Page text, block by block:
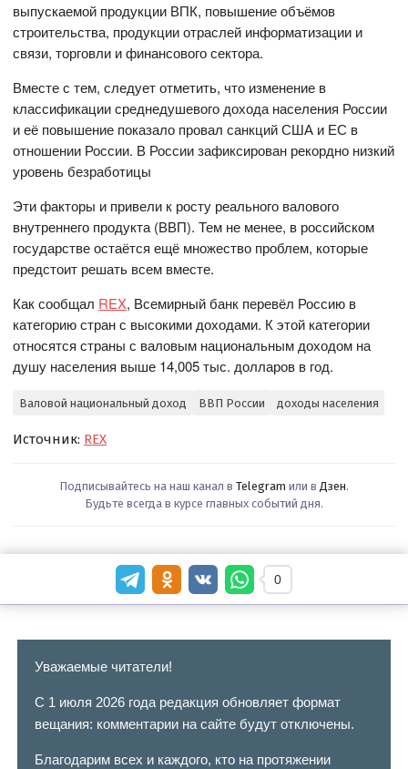
выпускаемой продукции ВПК, повышение объёмов
строительства, продукции отраслей информатизации и
связи, торговли и финансового сектора.
Вместе с тем, следует отметить, что изменение в
классификации среднедушевого дохода населения России
и её повышение показало провал санкций США и ЕС в
отношении России. В России зафиксирован рекордно низкий
уровень безработицы
Эти факторы и привели к росту реального валового
внутреннего продукта (ВВП). Тем не менее, в российском
государстве остаётся ещё множество проблем, которые
предстоит решать всем вместе.
Как сообщал REX, Всемирный банк перевёл Россию в
категорию стран с высокими доходами. К этой категории
относятся страны с валовым национальным доходом на
душу населения выше 14,005 тыс. долларов в год.
Валовой национальный доход ВВП России доходы населения
Источник: REX
Подписывайтесь на наш канал в Telegram или в Дзен.
Будьте всегда в курсе главных событий дня.
0
Уважаемые читатели!
С 1 июля 2026 года редакция обновляет формат
вещания: комментарии на сайте будут отключены.
Благодарим всех и каждого, кто на протяжении